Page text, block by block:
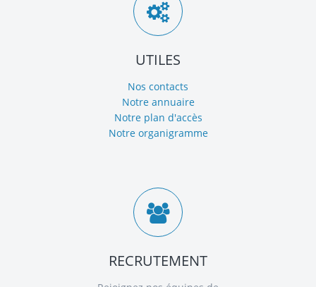
UTILES
Nos contacts
Notre annuaire
Notre plan d'accès
Notre organigramme
RECRUTEMENT